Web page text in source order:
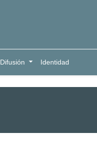
Difusión Identidad